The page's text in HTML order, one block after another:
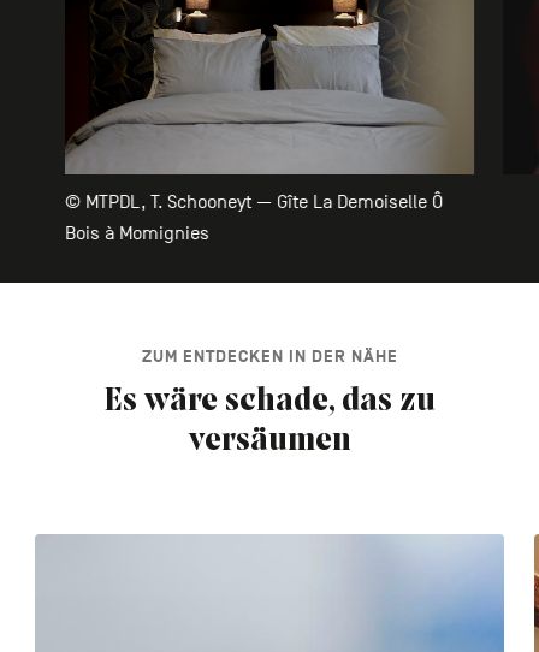
© MTPDL, T. Schooneyt — Gîte La Demoiselle Ô
Bois à Momignies
ZUM ENTDECKEN IN DER NÄHE
Es wäre schade, das zu
versäumen